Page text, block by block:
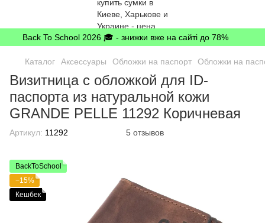
Back To School 2026 🎓 - знижки вже на сайті до 78%
Каталог Аксессуары Обложки на паспорт Обложки на
Визитница с обложкой для ID-
паспорта из натуральной кожи
GRANDE PELLE 11292 Коричневая
Артикул: 11292 5 отзывов
BackToSchool
−15%
Кешбек